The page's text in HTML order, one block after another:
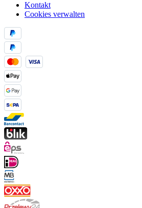
Kontakt
Cookies verwalten